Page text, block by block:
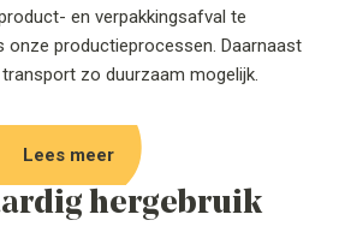
en verpakkingsafval te
onze productieprocessen. Daarnaast
zo duurzaam mogelijk.
Lees meer
hergebruik